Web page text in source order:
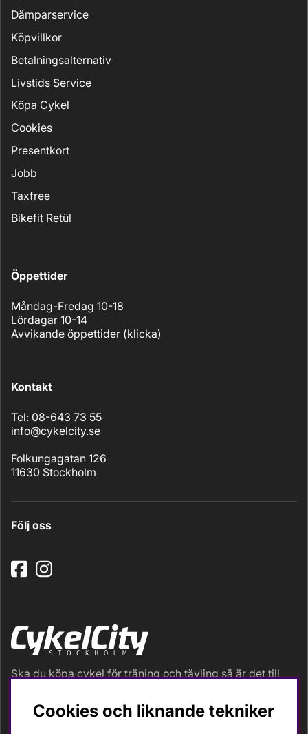
Dämparservice
Köpvillkor
Betalningsalternativ
Livstids Service
Köpa Cykel
Cookies
Presentkort
Jobb
Taxfree
Bikefit Retül
Öppettider
Måndag-Fredag 10-18
Lördagar 10-14
Avvikande öppettider (klicka)
Kontakt
Tel: 08-643 73 55
info@cykelcity.se
Folkungagatan 126
11630 Stockholm
Följ oss
Ska du köpa cykel för träning och tävling så är det till
Vi är en mycket personlig cykelaffär med hög
servicegrad och alla vi som jobbar är inbitna cyklister
Cookies och liknande tekniker